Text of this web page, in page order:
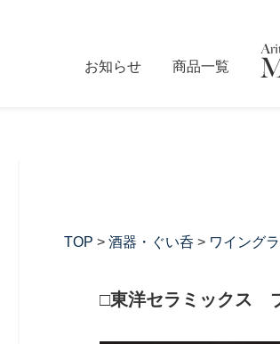
お知らせ 商品一覧
TOP > 酒器・ぐい呑 > ワイング
□東洋セラミックス